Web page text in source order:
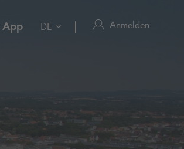
App DE Anmelden